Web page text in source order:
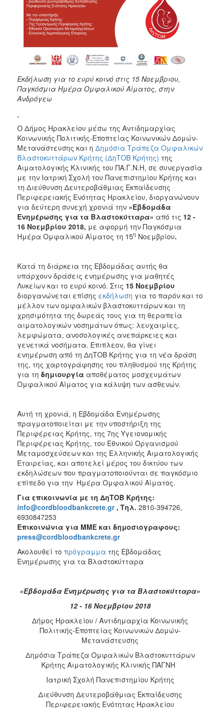
ΠΟΛΙΤΙΣΜΟΣ
ΑΝΘΕΚΤΙΚΗ
Εκδήλωση για το ευρύ κοινό στις 15 Νοεμβριου,
Παγκόσμια Ημέρα Ομφαλικού Αίματος, στην
Ανδρόγεω
Ο Δήμος Ηρακλείου μέσω της Αντιδημαρχίας
Κοινωνικής Πολιτικής-Εποπτείας Κοινωνικών Δομών-
Μετανάστευσης και η Δημόσια Τράπεζα Ομφαλικών
Βλαστοκυττάρων Κρήτης (ΔηΤΟΒ Κρήτης) της
Αιματολογικής Κλινικής του ΠΑ.Γ.Ν.Η, σε συνεργασία
με την Ιατρική Σχολή του Πανεπιστημίου Κρήτης και
τη Διεύθυνση Δευτεροβάθμιας Εκπαίδευσης
Περιφερειακής Ενότητας Ηρακλείου, διοργανώνουν
για δεύτερη συνεχή χρονιά την «Εβδομάδα
Ενημέρωσης για τα Βλαστοκύτταρα» από τις 12 -
16 Νοεμβρίου 2018, με αφορμή την Παγκόσμια
Ημέρα Ομφαλικού Αίματος τη 15η Νοεμβρίου.
Κατά τη διάρκεια της Εβδομάδας αυτής θα
υπάρχουν δράσεις ενημέρωσης για μαθητές
Λυκείων και το ευρύ κοινό. Στις 15 Νοεμβρίου
διοργανώνεται επίσης εκδήλωση για το παρόν και το
μέλλον των ομφαλικών βλαστοκυττάρων και τη
χρησιμότητα της δωρεάς τους για τη θεραπεία
αιματολογικών νοσημάτων όπως: λευχαιμίες,
λεμφώματα, ανοσολογικές ανεπάρκειες και
γενετικά νοσήματα. Επιπλεον, θα γίνει
ενημέρωση από τη ΔηΤΟΒ Κρήτης για τη νέα δράση
της, της χαρτογράφησης του πληθυσμού της Κρήτης
για τη δημιουργία αποθέματος μοσχευμάτων
Ομφαλικού Αίματος για κάλυψη των ασθενών.
Αυτή τη χρονιά, η Εβδομάδα Ενημέρωσης
πραγματοποιείται με την υποστήριξη της
Περιφέρειας Κρήτης, της 7ης Υγειονομικής
Περιφέρειας Κρήτης, του Εθνικού Οργανισμού
Μεταμοσχεύσεων και της Ελληνικής Αιματολογικής
Εταιρείας, και αποτελεί μέρος του δικτύου των
εκδηλώσεων που πραγματοποιούνται σε παγκόσμιο
επίπεδο για την Ημέρα Ομφαλικού Αίματος.
Για επικοινωνία με τη ΔηΤΟΒ Κρήτης:
info@cordbloodbankcrete.gr, Tηλ. 2810-394726,
6930847253
Επικοινώνια για ΜΜΕ και δημοσιογραφους:
press@cordbloodbankcrete.gr
Ακολουθεί το πρόγραμμα της Εβδομάδας
Ενημέρωσης για τα Βλαστοκύτταρα
«Εβδομάδα Ενημέρωσης για τα Βλαστοκύτταρα»
12 - 16 Νοεμβρίου 2018
Δήμος Ηρακλείου / Αντιδημαρχία Κοινωνικής
Πολιτικής-Εποπτείας Κοινωνικών Δομών-
Μετανάστευσης
Δημόσια Τράπεζα Ομφαλικών Βλαστοκυττάρων
Κρήτης Αιματολογικής Κλινικής ΠΑΓΝΗ
Ιατρική Σχολή Πανεπιστημίου Κρήτης
Διεύθυνση Δευτεροβάθμιας Εκπαίδευσης
Περιφερειακής Ενότητας Ηρακλείου